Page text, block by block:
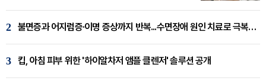
2 불면증과 어지럼증·이명 증상까지 반복...수면장애 원인 치료로 극복해야
3 킵, 아침 피부 위한 '하이알차저 앰플 클렌저' 솔루션 공개